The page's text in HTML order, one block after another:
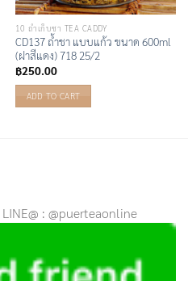
10 ถ้ำเก็บชา TEA CADDY
CD137 ถ้ำชา แบบแก้ว ขนาด 600ml
(ฝาสีแดง) 718 25/2
฿250.00
ADD TO CART
: @puerteaonline